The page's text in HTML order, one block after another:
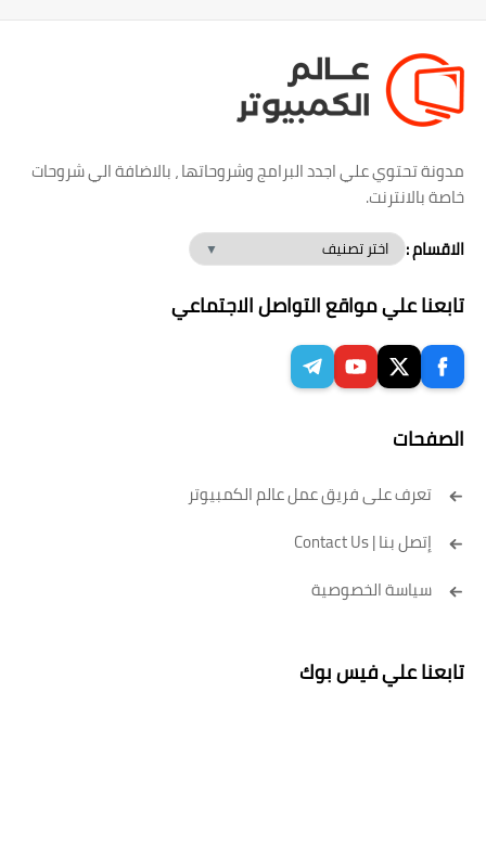
مدونة تحتوي علي اجدد البرامج وشروحاتها ، بالاضافة الي شروحات
خاصة بالانترنت.
الاقسام :
تابعنا علي مواقع التواصل الاجتماعي
الصفحات
تعرف على فريق عمل عالم الكمبيوتر
إتصل بنا | Contact Us
سياسة الخصوصية
تابعنا علي فيس بوك